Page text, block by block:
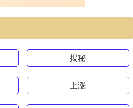
揭秘
上涨